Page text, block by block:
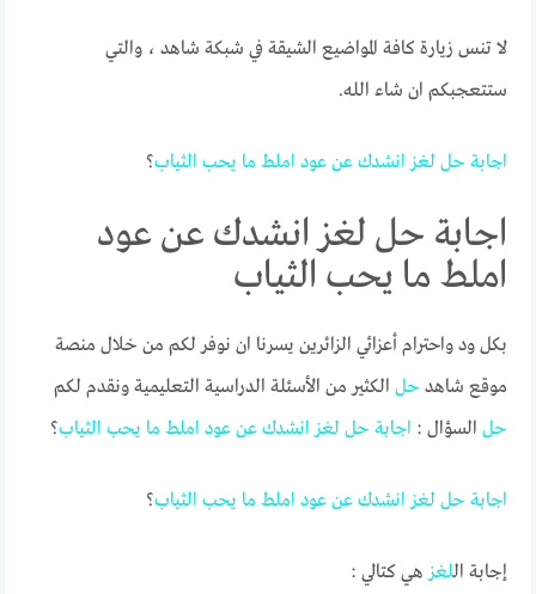
لا تنس زيارة كافة المواضيع الشيقة في شبكة شاهد ، والتي
ستتعجبكم ان شاء الله.
اجابة حل لغز انشدك عن عود املط ما يحب الثياب؟
اجابة حل لغز انشدك عن عود
املط ما يحب الثياب
بكل ود واحترام أعزائي الزائرين يسرنا ان نوفر لكم من خلال منصة
موقع شاهد حل الكثير من الأسئلة الدراسية التعليمية ونقدم لكم
حل السؤال : اجابة حل لغز انشدك عن عود املط ما يحب الثياب؟
اجابة حل لغز انشدك عن عود املط ما يحب الثياب؟
إجابة اللغزهي كتالي :